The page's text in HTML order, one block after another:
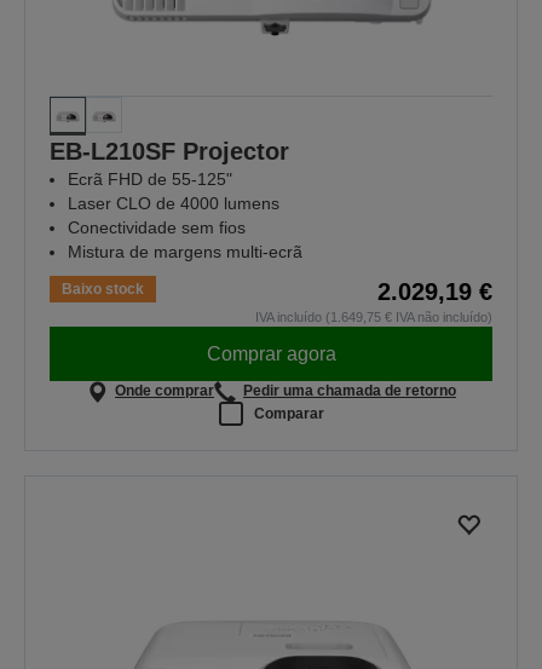
EB-L210SF Projector
Ecrã FHD de 55-125"
Laser CLO de 4000 lumens
Conectividade sem fios
Mistura de margens multi-ecrã
Baixo stock 2.029,19 €
IVA incluído (1.649,75 € IVA não incluído)
Comprar agora
Onde comprar
Pedir uma chamada de retorno
Comparar